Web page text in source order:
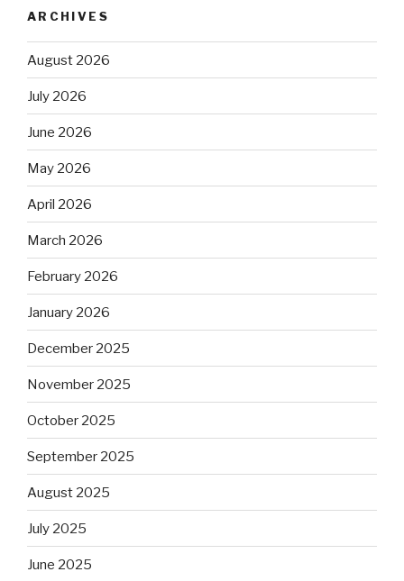
ARCHIVES
August 2026
July 2026
June 2026
May 2026
April 2026
March 2026
February 2026
January 2026
December 2025
November 2025
October 2025
September 2025
August 2025
July 2025
June 2025